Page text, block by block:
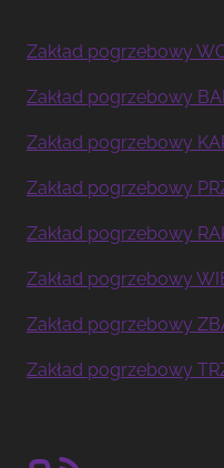
Zakład pogrzebowy
Zakład pogrzebowy
Zakład pogrzebowy
Zakład pogrzebowy
Zakład pogrzebowy
Zakład pogrzebowy
Zakład pogrzebowy
Zakład pogrzebowy